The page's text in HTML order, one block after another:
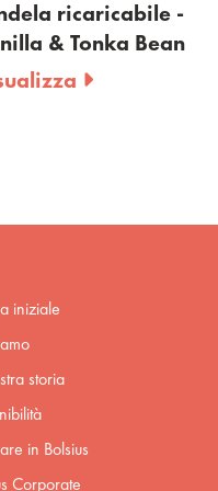
ricaricabile -
& Tonka Bean
iniziale
storia
in Bolsius
Corporate